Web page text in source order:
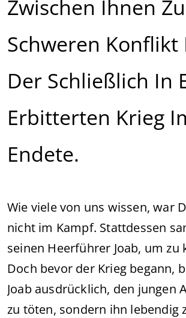
Zwischen Ihnen
Schweren Konflikt
Der Schließlich In
Erbitterten Krieg
Endete.
Wie viele von uns wissen, war
nicht im Kampf. Stattdessen
seinen Heerführer Joab, um zu
Doch bevor der Krieg begann,
Joab ausdrücklich, den jungen
zu töten, sondern ihn lebendig